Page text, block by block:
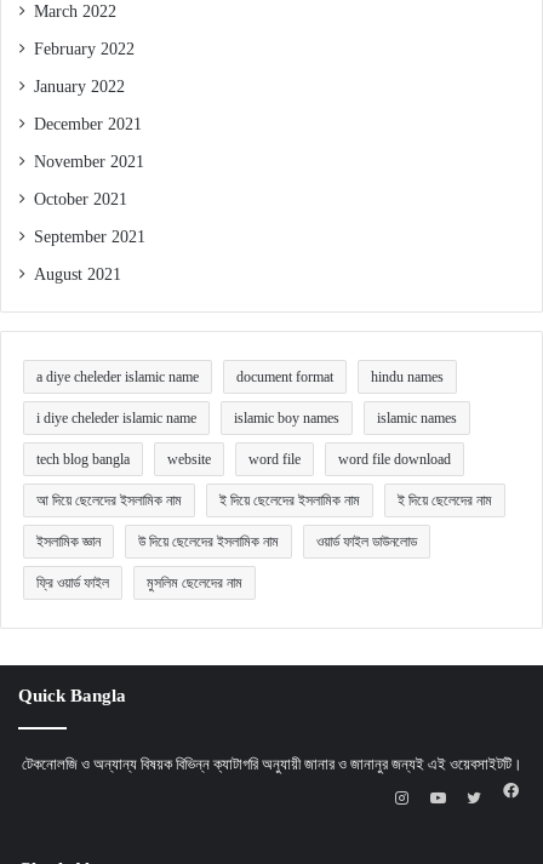
March 2022
February 2022
January 2022
December 2021
November 2021
October 2021
September 2021
August 2021
a diye cheleder islamic name document format hindu names
i diye cheleder islamic name islamic boy names islamic names
tech blog bangla website word file word file download
আ দিয়ে ছেলেদের ইসলামিক নাম ই দিয়ে ছেলেদের ইসলামিক নাম ই দিয়ে ছেলেদের নাম
ইসলামিক জ্ঞান উ দিয়ে ছেলেদের ইসলামিক নাম ওয়ার্ড ফাইল ডাউনলোড
ফ্রি ওয়ার্ড ফাইল মুসলিম ছেলেদের নাম
Quick Bangla
টেকনোলজি ও অন্যান্য বিষয়ক বিভিন্ন ক্যাটাগরি অনুযায়ী জানার ও জানানুর জন্যই এই ওয়েবসাইটটি।
YouTube
Instagram